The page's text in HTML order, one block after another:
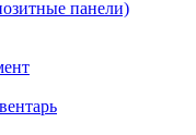
панели)